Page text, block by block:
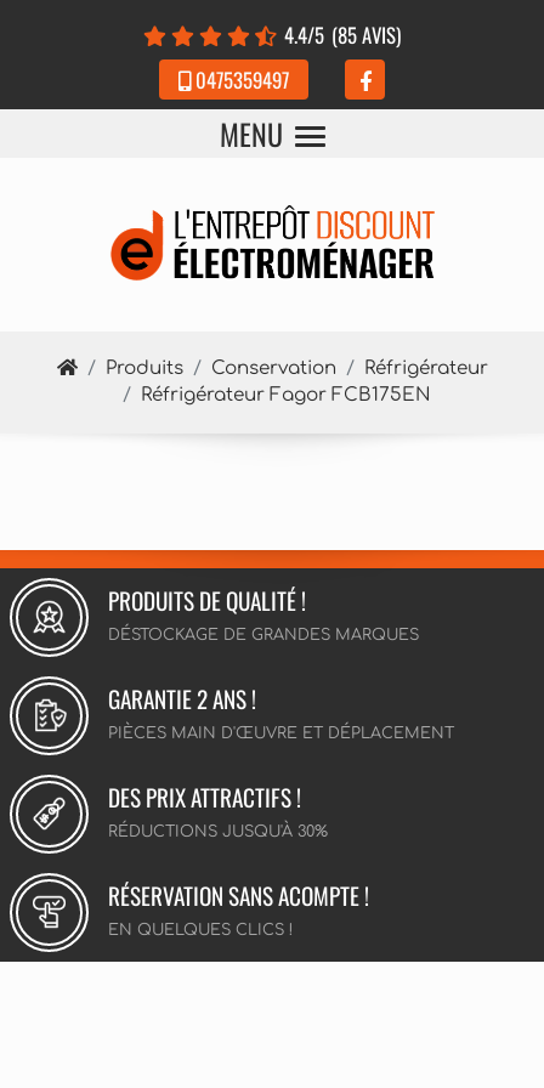
4.4/5 (85 AVIS)
0475359497
MENU
Produits Conservation
Réfrigérateur
Réfrigérateur Fagor FCB175EN
PRODUITS DE QUALITÉ !
DÉSTOCKAGE DE GRANDES MARQUES
GARANTIE 2 ANS !
PIÈCES MAIN D'ŒUVRE ET DÉPLACEMENT
DES PRIX ATTRACTIFS !
RÉDUCTIONS JUSQU'À 30%
RÉSERVATION SANS ACOMPTE !
EN QUELQUES CLICS !